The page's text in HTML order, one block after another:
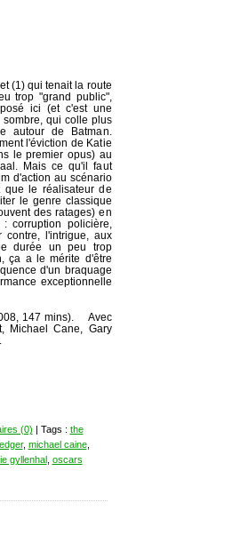
(1) qui tenait la route
trop "grand public",
ici (et c'est une
qui colle plus
autour de Batman.
l'éviction de Katie
le premier opus) au
Mais ce qu'il faut
d'action au scénario
que le réalisateur de
le genre classique
des ratages) en
corruption policière,
contre, l'intrigue, aux
durée un peu trop
ça a le mérite d'être
d'un braquage
exceptionnelle
147 mins). Avec
Michael Cane, Gary
(0) | Tags : the
, michael caine,
gyllenhal, oscars